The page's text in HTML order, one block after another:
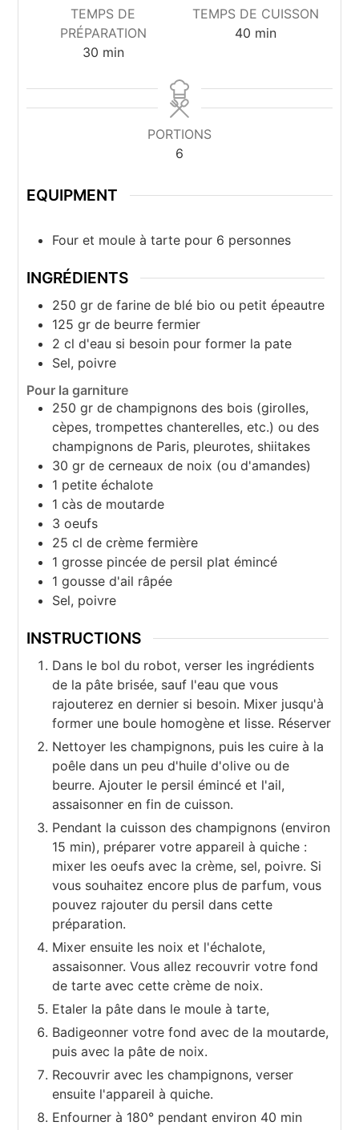
TEMPS DE
PRÉPARATION
30 min
TEMPS DE CUISSON
40 min
PORTIONS
6
EQUIPMENT
Four et moule à tarte pour 6 personnes
INGRÉDIENTS
250 grde farine de blé bio ou petit épeautre
125 grde beurre fermier
2 cl d'eau si besoin pour former la pate
Sel, poivre
Pour la garniture
250 grde champignons des bois (girolles,
cèpes, trompettes chanterelles, etc.) ou des
champignons de Paris, pleurotes, shiitakes
30 gr de cerneaux de noix (ou d'amandes)
1 petite échalote
1 càs de moutarde
3 oeufs
25 cl de crème fermière
1 grosse pincée de persil plat émincé
1 gousse d'ail râpée
Sel, poivre
INSTRUCTIONS
Dans le bol du robot, verser les ingrédients
de la pâte brisée, sauf l'eau que vous
rajouterez en dernier si besoin. Mixer jusqu'à
former une boule homogène et lisse. Réserver
Nettoyer les champignons, puis les cuire à la
poêle dans un peu d'huile d'olive ou de
beurre. Ajouter le persil émincé et l'ail,
assaisonner en fin de cuisson.
Pendant la cuisson des champignons (environ
15 min), préparer votre appareil à quiche :
mixer les oeufs avec la crème, sel, poivre. Si
vous souhaitez encore plus de parfum, vous
pouvez rajouter du persil dans cette
préparation.
Mixer ensuite les noix et l'échalote,
assaisonner. Vous allez recouvrir votre fond
de tarte avec cette crème de noix.
Etaler la pâte dans le moule à tarte,
Badigeonner votre fond avec de la moutarde,
puis avec la pâte de noix.
Recouvrir avec les champignons, verser
ensuite l'appareil à quiche.
Enfourner à 180° pendant environ 40 min